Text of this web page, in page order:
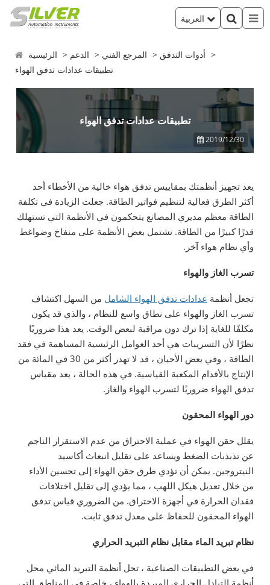
الرئيسية الدعم المرجع الفني
أدوات التدفق
تطبيقات عدادات تدفق الهواء
تطبيقات عدادات تدفق الهواء
2019/12/30
يعد تجهيز أنظمتك بمقاييس تدفق هواء خالية من الأخطاء أحد
أكثر الطرق فعالية لتنظيم فواتير الطاقة. جعلت الزيادة في تكلفة
الطاقة معظم مديري المصانع يتحكمون في الأنظمة التي تستهلك
قدرًا كبيرًا من الطاقة. تشتمل بعض الأنظمة على منفاخ وضواغط
وأي نظام هواء آخر.
تسرب الغاز والهواء
تجعل أنظمة عدادات تدفق الهواء الشامل من السهل اكتشاف
تسرب الغاز والهواء على نطاق واسع للنظام ، والذي قد يكون
مكلفًا للغاية إذا ترك دون مراقبة لبعض الوقت. يعد هذا ضروريًا
نظرًا لأن التسريبات هي أحد العوامل الرئيسية المساهمة في فقد
الطاقة ، وفي بعض الأحيان ، قد لا تهدر أكثر من 30 في المائة من
الإنتاج بالأقدام المكعبة القياسية. في هذه الحالة ، يعد مقياس
تدفق الهواء ضروريًا لتسرب الهواء والغاز.
دور الهواء المحقون
يقلل حقن الهواء في عملية الاحتراق من عدم الاستقرار الناجم
عن تذبذبات الضغط ويساعد على تقليل انبعاث أكاسيد
النيتروجين. يمكن أن تؤدي طرق حقن الهواء إلى تحسين الأداء
من خلال تعديل هيكل اللهب ، مما يؤدي إلى تقليل اختلافات
فقدان الحرارة في أجهزة الاحتراق. من الضروري قياس تدفق
الهواء المحقون للحفاظ على معدل تدفق ثابت.
نظام تبريد الماء مقابل نظام التبريد الحراري
في بعض التطبيقات الصناعية ، تحل أنظمة التبريد المائي محل
أنظمة التبادل الحراري المبردة بالهواء ، خاصة في المناطق التي